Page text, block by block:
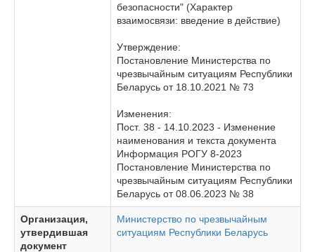
безопасности" (Характер
взаимосвязи: введение в действие)
Утверждение:
Постановление Министерства по
чрезвычайным ситуациям Республики
Беларусь от 18.10.2021 № 73
Изменения:
Пост. 38 - 14.10.2023 - Изменение
наименования и текста документа
Информация РОГУ 8-2023
Постановление Министерства по
чрезвычайным ситуациям Республики
Беларусь от 08.06.2023 № 38
Организация,
утвердившая
документ
Министерство по чрезвычайным
ситуациям Республики Беларусь